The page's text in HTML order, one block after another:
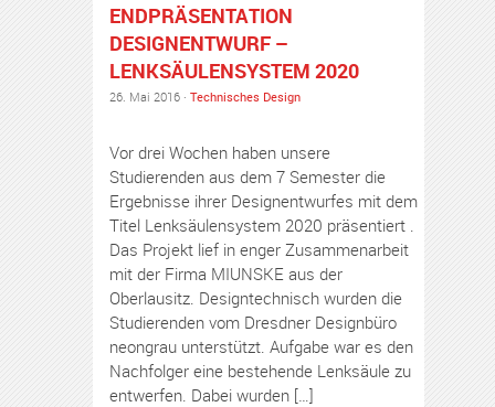
ENDPRÄSENTATION
DESIGNENTWURF –
LENKSÄULENSYSTEM 2020
26. Mai 2016 · Technisches Design
Vor drei Wochen haben unsere
Studierenden aus dem 7 Semester die
Ergebnisse ihrer Designentwurfes mit dem
Titel Lenksäulensystem 2020 präsentiert .
Das Projekt lief in enger Zusammenarbeit
mit der Firma MIUNSKE aus der
Oberlausitz. Designtechnisch wurden die
Studierenden vom Dresdner Designbüro
neongrau unterstützt. Aufgabe war es den
Nachfolger eine bestehende Lenksäule zu
entwerfen. Dabei wurden […]